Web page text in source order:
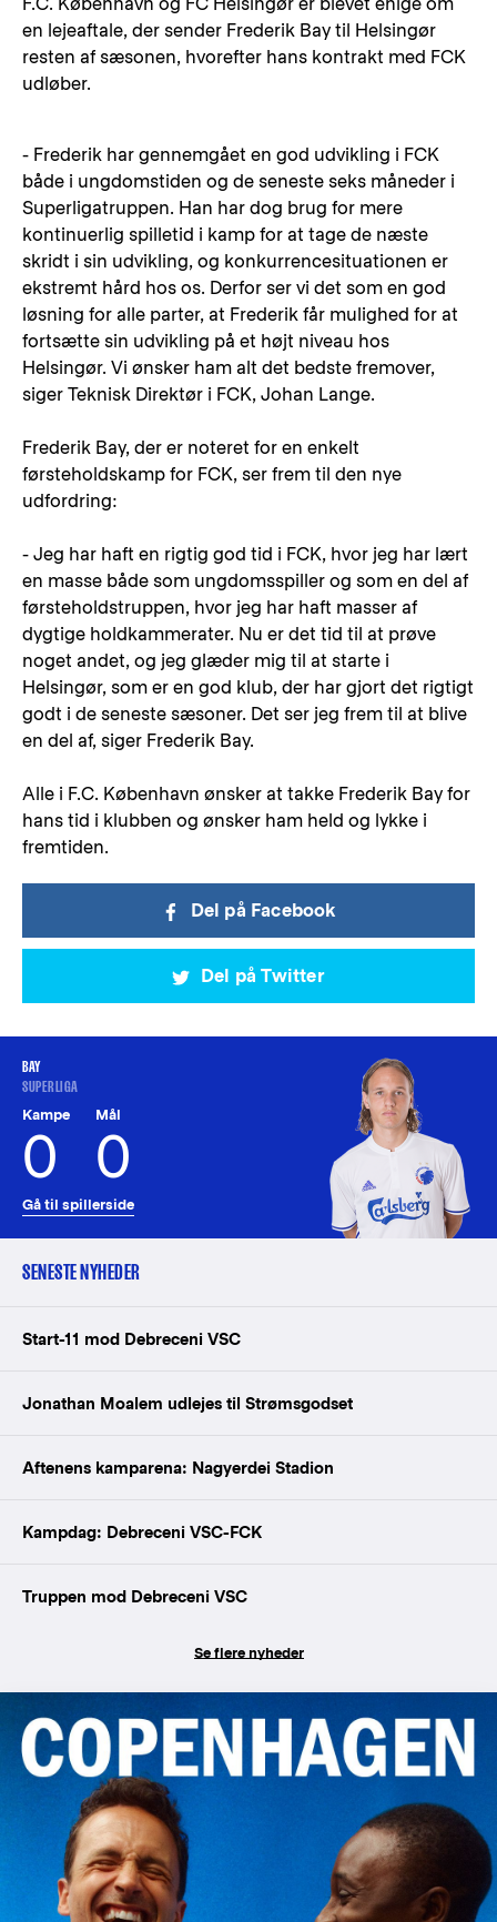
en lejeaftale, der sender Frederik Bay til Helsingør
resten af sæsonen, hvorefter hans kontrakt med FCK
udløber.
- Frederik har gennemgået en god udvikling i FCK
både i ungdomstiden og de seneste seks måneder i
Superligatruppen. Han har dog brug for mere
kontinuerlig spilletid i kamp for at tage de næste
skridt i sin udvikling, og konkurrencesituationen er
ekstremt hård hos os. Derfor ser vi det som en god
løsning for alle parter, at Frederik får mulighed for at
fortsætte sin udvikling på et højt niveau hos
Helsingør. Vi ønsker ham alt det bedste fremover,
siger Teknisk Direktør i FCK, Johan Lange.
Frederik Bay, der er noteret for en enkelt
førsteholdskamp for FCK, ser frem til den nye
udfordring:
- Jeg har haft en rigtig god tid i FCK, hvor jeg har lært
en masse både som ungdomsspiller og som en del af
førsteholdstruppen, hvor jeg har haft masser af
dygtige holdkammerater. Nu er det tid til at prøve
noget andet, og jeg glæder mig til at starte i
Helsingør, som er en god klub, der har gjort det rigtigt
godt i de seneste sæsoner. Det ser jeg frem til at blive
en del af, siger Frederik Bay.
Alle i F.C. København ønsker at takke Frederik Bay for
hans tid i klubben og ønsker ham held og lykke i
fremtiden.
Del på Facebook
Del på Twitter
BAY
SUPERLIGA
Kampe
0
Mål
0
Gå til spillerside
SENESTE NYHEDER
Start-11 mod Debreceni VSC
Jonathan Moalem udlejes til Strømsgodset
Aftenens kamparena: Nagyerdei Stadion
Kampdag: Debreceni VSC-FCK
Truppen mod Debreceni VSC
Se flere nyheder